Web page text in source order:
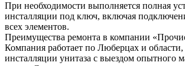
При необходимости выполняется полная
инсталляции под ключ, включая
всех элементов.
Преимущества ремонта в компании
Компания работает по Люберцах и области,
инсталляции унитаза с выездом опытного